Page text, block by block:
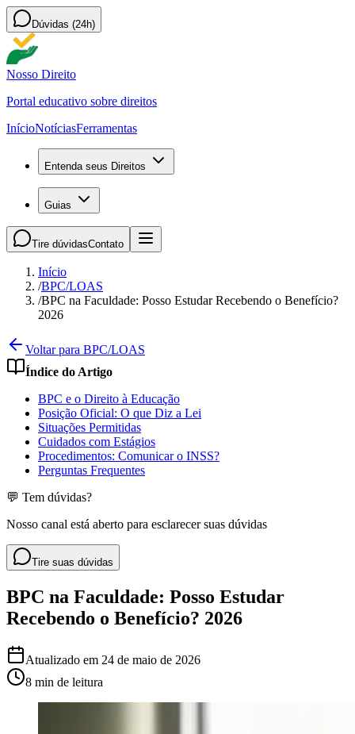
Dúvidas (24h)
Nosso Direito
Portal educativo sobre direitos
InícioNotíciasFerramentas
Entenda seus Direitos
Guias
Tire dúvidasContato
Início
/BPC/LOAS
/BPC na Faculdade: Posso Estudar Recebendo o Benefício?
2026
Voltar para BPC/LOAS
Índice do Artigo
BPC e o Direito à Educação
Posição Oficial: O que Diz a Lei
Situações Permitidas
Cuidados com Estágios
Procedimentos: Comunicar o INSS?
Perguntas Frequentes
💬 Tem dúvidas?
Nosso canal está aberto para esclarecer suas dúvidas
Tire suas dúvidas
BPC na Faculdade: Posso Estudar
Recebendo o Benefício? 2026
Atualizado em 24 de maio de 2026
8 min de leitura